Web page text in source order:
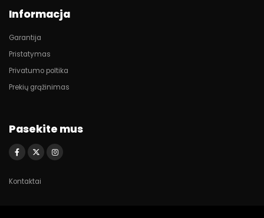
Informacja
Garantija
Pristatymas
Privatumo poltika
Prekių grąžinimas
Pasekite mus
Kontaktai